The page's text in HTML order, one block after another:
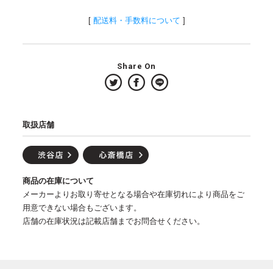
[ 配送料・手数料について ]
Share On
取扱店舗
商品の在庫について
メーカーよりお取り寄せとなる場合や在庫切れにより商品をご
用意できない場合もございます。
店舗の在庫状況は記載店舗までお問合せください。